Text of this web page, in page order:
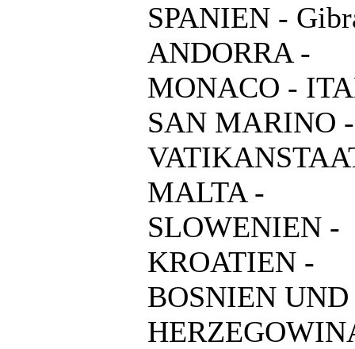
SPANIEN -
ANDORRA -
MONACO -
SAN MARINO -
MALTA -
SLOWENIEN -
KROATIEN -
BOSNIEN UND